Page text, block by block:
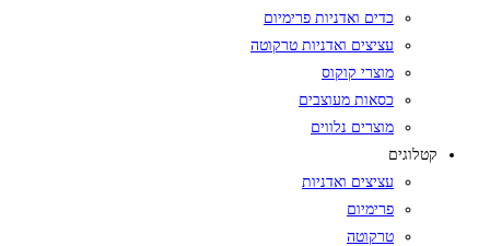
כדים ואדניות פרימיום
עציצים ואדניות טרקוטה
מוצרי קוקוס
כסאות מעוצבים
מוצרים נלווים
קטלוגים
עציצים ואדניות
פרימיום
טרקוטה